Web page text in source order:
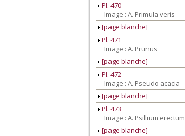
Pl. 470
Image : A. Primula veris
[page blanche]
Pl. 471
Image : A. Prunus
[page blanche]
Pl. 472
Image : A. Pseudo acacia
[page blanche]
Pl. 473
Image : A. Psillium erectum
[page blanche]